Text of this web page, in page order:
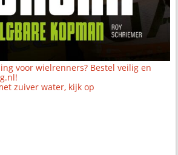
voor wielrenners? Bestel veilig en
zuiver water, kijk op